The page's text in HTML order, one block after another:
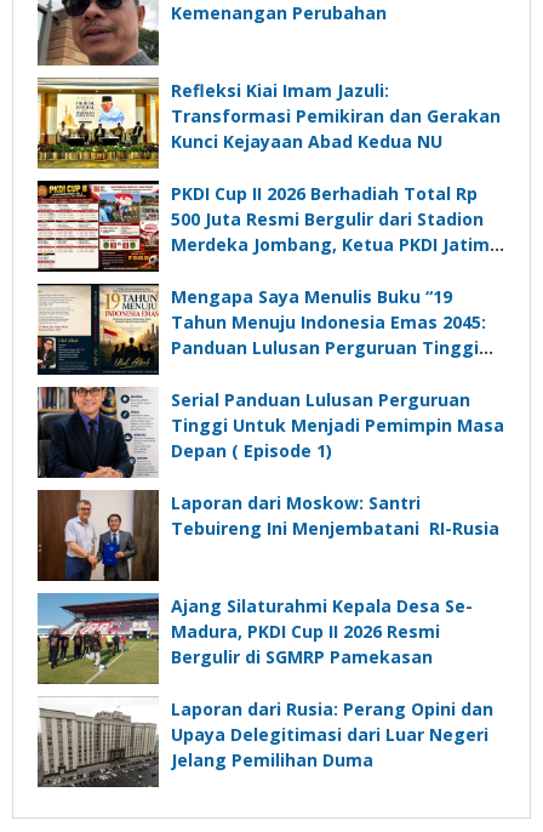
Kemenangan Perubahan
Refleksi Kiai Imam Jazuli:
Transformasi Pemikiran dan Gerakan
Kunci Kejayaan Abad Kedua NU
PKDI Cup II 2026 Berhadiah Total Rp
500 Juta Resmi Bergulir dari Stadion
Merdeka Jombang, Ketua PKDI Jatim:
Komunikasi Kades untuk Memajukan
Desa
Mengapa Saya Menulis Buku “19
Tahun Menuju Indonesia Emas 2045:
Panduan Lulusan Perguruan Tinggi
Depan”?
Serial Panduan Lulusan Perguruan
Tinggi Untuk Menjadi Pemimpin Masa
Depan ( Episode 1)
Laporan dari Moskow: Santri
Tebuireng Ini Menjembatani RI-Rusia
Ajang Silaturahmi Kepala Desa Se-
Madura, PKDI Cup II 2026 Resmi
Bergulir di SGMRP Pamekasan
Laporan dari Rusia: Perang Opini dan
Upaya Delegitimasi dari Luar Negeri
Jelang Pemilihan Duma